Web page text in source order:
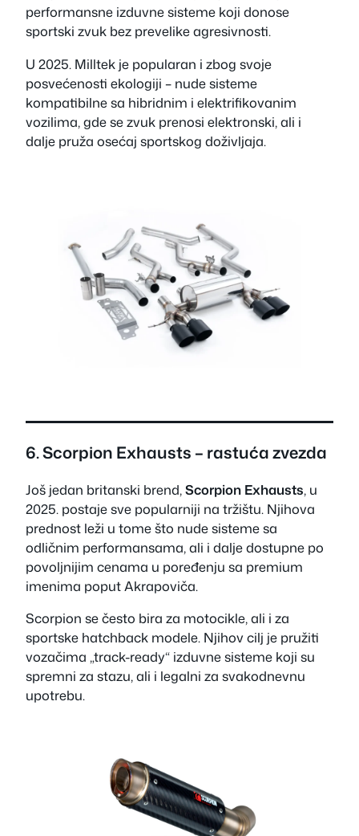
performansne izduvne sisteme koji donose
sportski zvuk bez prevelike agresivnosti.
U 2025. Milltek je popularan i zbog svoje
posvećenosti ekologiji – nude sisteme
kompatibilne sa hibridnim i elektrifikovanim
vozilima, gde se zvuk prenosi elektronski, ali i
dalje pruža osećaj sportskog doživljaja.
6.Scorpion Exhausts – rastuća zvezda
Još jedan britanski brend,Scorpion Exhausts, u
2025. postaje sve popularniji na tržištu. Njihova
prednost leži u tome što nude sisteme sa
odličnim performansama, ali i dalje dostupne po
povoljnijim cenama u poređenju sa premium
imenima poput Akrapoviča.
Scorpion se često bira za motocikle, ali i za
sportske hatchback modele. Njihov cilj je pružiti
vozačima „track-ready“ izduvne sisteme koji su
spremni za stazu, ali i legalni za svakodnevnu
upotrebu.